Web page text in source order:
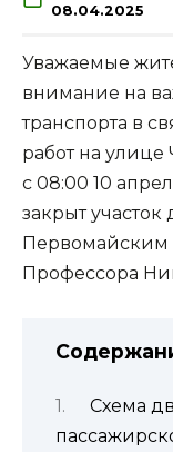
08.04.2025
Уважаемые
внимание на
транспорта в
работ на улице
с 08:00 10
закрыт
Первомайским
Профессора
Схема